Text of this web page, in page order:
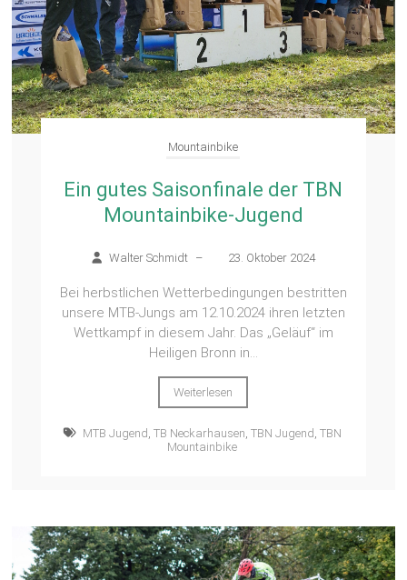
Mountainbike
Ein gutes Saisonfinale der TBN
Mountainbike-Jugend
Walter Schmidt – 23. Oktober 2024
Bei herbstlichen Wetterbedingungen bestritten
unsere MTB-Jungs am 12.10.2024 ihren letzten
Wettkampf in diesem Jahr. Das „Geläuf“ im
Heiligen Bronn in...
Weiterlesen
MTB Jugend ,TB Neckarhausen ,TBN Jugend ,TBN
Mountainbike